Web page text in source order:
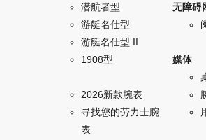
潜航者型
游艇名仕型
游艇名仕型 II
1908型
2026新款腕表
寻找您的劳力士腕
表
无障碍
媒体